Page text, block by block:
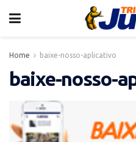
Home baixe-nosso-aplicativo
baixe-nosso-